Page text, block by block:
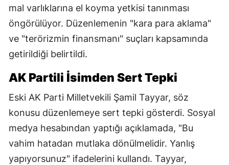
mal varlıklarına el koyma yetkisi tanınması
öngörülüyor. Düzenlemenin "kara para aklama"
ve "terörizmin finansmanı" suçları kapsamında
getirildiği belirtildi.
AK Partili İsimden Sert Tepki
Eski AK Parti Milletvekili Şamil Tayyar, söz
konusu düzenlemeye sert tepki gösterdi. Sosyal
medya hesabından yaptığı açıklamada, "Bu
vahim hatadan mutlaka dönülmelidir. Yanlış
yapıyorsunuz" ifadelerini kullandı. Tayyar,